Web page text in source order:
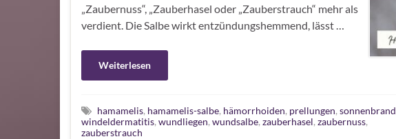
„Zaubernuss“, „Zauberhasel oder „Zauberstrauch“ mehr als
verdient. Die Salbe wirkt entzündungshemmend, lässt …
Weiterlesen
hamamelis, hamamelis-salbe, hämorrhoiden, prellungen, sonnenbrand
windeldermatitis, wundliegen, wundsalbe, zauberhasel, zaubernuss,
zauberstrauch